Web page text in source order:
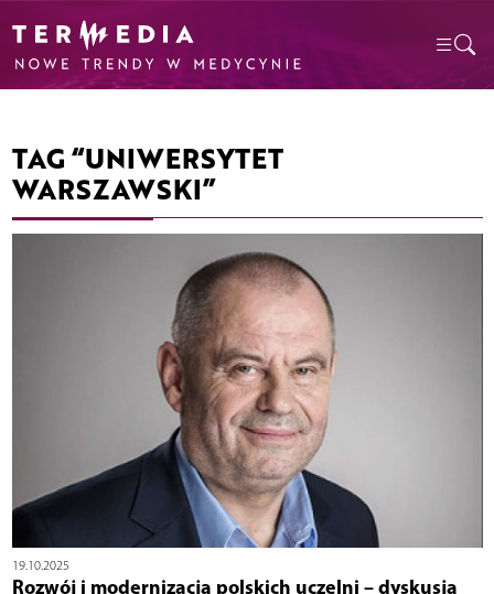
TAG “UNIWERSYTET
WARSZAWSKI”
19.10.2025
Rozwój i modernizacja polskich uczelni – dyskusja